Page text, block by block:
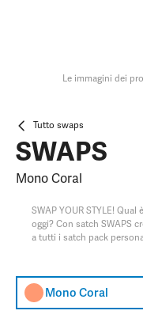
Le immagini dei
Tutto swaps
SWAPS
Mono Coral
SWAP YOUR STYLE!
oggi? Con satch SWAPS
a tutti i satch pack
Mono Coral